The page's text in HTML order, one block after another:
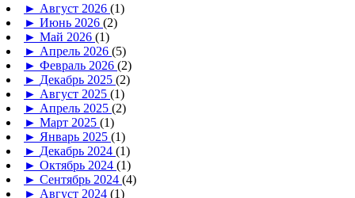
► Август 2026 (1)
► Июнь 2026 (2)
► Май 2026 (1)
► Апрель 2026 (5)
► Февраль 2026 (2)
► Декабрь 2025 (2)
► Август 2025 (1)
► Апрель 2025 (2)
► Март 2025 (1)
► Январь 2025 (1)
► Декабрь 2024 (1)
► Октябрь 2024 (1)
► Сентябрь 2024 (4)
► Август 2024 (1)